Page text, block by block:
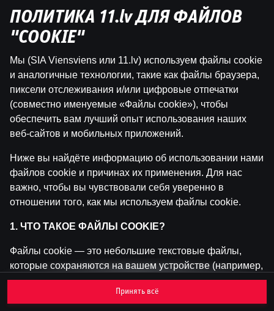
Эта игра недоступна как демо-версия.
Пожалуйста, авторизуйся, чтобы играть в
эту игру на реальные деньги.
Войти
ПОЛИТИКА 11.lv ДЛЯ ФАЙЛОВ
"COOKIE"
Мы (SIA Viensviens или 11.lv) используем файлы cookie
и аналогичные технологии, такие как файлы браузера,
пиксели отслеживания и/или цифровые отпечатки
(совместно именуемые «Файлы cookie»), чтобы
обеспечить вам лучший опыт использования наших
веб-сайтов и мобильных приложений.
Ниже вы найдёте информацию об использовании нами
файлов cookie и причинах их применения. Для нас
важно, чтобы вы чувствовали себя уверенно в
отношении того, как мы используем файлы cookie.
1. ЧТО ТАКОЕ ФАЙЛЫ COOKIE?
Файлы cookie — это небольшие текстовые файлы,
которые сохраняются на вашем устройстве (например,
на компьютере, мобильном телефоне или планшете)
при посещении наших веб-сайтов. Размещение
Принять всё